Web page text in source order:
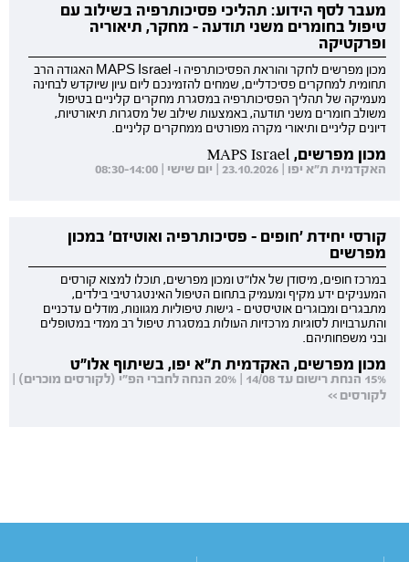
מעבר לסף הידוע: תהליכי פסיכותרפיה בשילוב עם
טיפול בחומרים משני תודעה - מחקר, תיאוריה
ופרקטיקה
מכון מפרשים לחקר והוראת הפסיכותרפיה ו- MAPS Israel האגודה הרב
תחומית למחקרים פסיכדליים, שמחים להזמינכם ליום עיון שיוקדש לבחינה
מעמיקה של תהליך הפסיכותרפיה במסגרת מחקרים קליניים בטיפול
משולב חומרים משני תודעה, באמצעות שילוב של מסגרות תיאורטיות,
דיונים קליניים ותיאורי מקרה מפורטים ממחקרים קליניים.
מכון מפרשים, MAPS Israel
האקדמית ת"א יפו | 23.10.2026 | יום שישי | 08:30-14:00
קורסי יחידת 'חופים - פסיכותרפיה ואוטיזם' במכון
מפרשים
במרכז חופים, מיסודן של אלו"ט ומכון מפרשים, תוכלו למצוא קורסים
המעניקים ידע מקיף ומעמיק בתחום הטיפול האינטגרטיבי בילדים,
מתבגרים ומבוגרים אוטיסטים - גישות טיפוליות מגוונות, מודלים עדכניים
והתערבויות לסוגיות מרכזיות העולות במסגרת טיפול רב ממדי במטופלים
ובני משפחותיהם.
מכון מפרשים, האקדמית ת"א יפו, בשיתוף אלו"ט
15% הנחת רישום עד 14/08 | 20% הנחה לחברי הפ"י (לקורסים מוכרים) |
לקורסים >>